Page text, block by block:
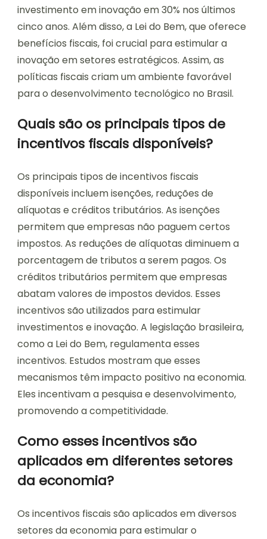
investimento em inovação em 30% nos últimos
cinco anos. Além disso, a Lei do Bem, que oferece
benefícios fiscais, foi crucial para estimular a
inovação em setores estratégicos. Assim, as
políticas fiscais criam um ambiente favorável
para o desenvolvimento tecnológico no Brasil.
Quais são os principais tipos de
incentivos fiscais disponíveis?
Os principais tipos de incentivos fiscais
disponíveis incluem isenções, reduções de
alíquotas e créditos tributários. As isenções
permitem que empresas não paguem certos
impostos. As reduções de alíquotas diminuem a
porcentagem de tributos a serem pagos. Os
créditos tributários permitem que empresas
abatam valores de impostos devidos. Esses
incentivos são utilizados para estimular
investimentos e inovação. A legislação brasileira,
como a Lei do Bem, regulamenta esses
incentivos. Estudos mostram que esses
mecanismos têm impacto positivo na economia.
Eles incentivam a pesquisa e desenvolvimento,
promovendo a competitividade.
Como esses incentivos são
aplicados em diferentes setores
da economia?
Os incentivos fiscais são aplicados em diversos
setores da economia para estimular o